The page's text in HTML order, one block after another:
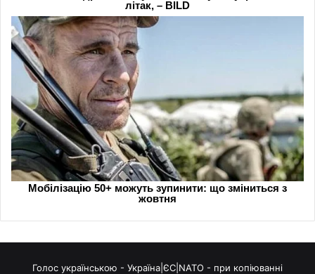
Голос українською - Україна|ЄС|NATO - при копіюванні